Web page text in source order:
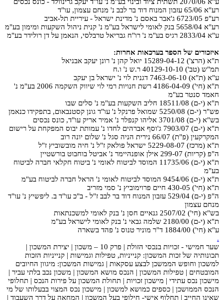
רע"א 65/06 עזבון המנוח דוד בר לבב נ' מנחם עצמון, עו"ד
רע"פ 6723/05 ג'אבר באסם נ' מדינת ישראל - עיריית תל-אביב
רע"א 5658/04 בנק לאומי לישראל בע"מ נ' קנית ניהול השקעות ומימון בע"מ
ע"א 2833/04 רגיס בע"מ נ' רו"ח גבריאל טרבלסי, הנאמן על דן רולידר בע"מ
איזכורים של הספר בערכאות אחרות:
ת"א (הרצ') 15289-04-12 יואל קהן נ' רונן יעקב אבניאל
תמ"ש (טב') 40129-10-10 ר.ש נ' ו.ח
ע"א (ת"א) 7463-06-10 דגנית לוי נ' ישראל בן יעקב
ת"א (חי') 4186-04-09 רשת חנויות רמי לוי שיווק השקמה 2006 בע"מ נ'
חאמד סנטר בע"מ
ת"א (י-ם) 18511/08 חליב השקעות בע"מ נ' סלים שבו
פש"ר (י-ם) 5250/08 שמואל פרנקל נ' עו"ד גונן קסטנבאום, בתפקידו כנאמן
בש"א (י-ם) 3701/08 אליהו קנפלר נ' אמיר אריק עו"ד, כונס נכסים
ת"א (י-ם) 7903/07 ג'וסף אברהים לחדו נ' עמותת יבוס המפקחת על רישום
המקרקעין (פ"ת) 66/07 נירית הניה סגל נ' שלום יונה רוב
ת"א (מרכז) 5229-08-07 ישראל פולאק ז"ל נ' חיה מובשוביץ ז"ל
ה"פ (קריות) 299-07 אילן אופנהיימר נ' אביטל בוחבוט בורשטיין
ת"א (י-ם) 11735/06 המוסד לביטוח לאומי נ' ביטוח חקלאי חברה לביטוח
בע"מ
ת"א (י-ם) 9454/06 המוסד לביטוח לאומי נ' הראל חברה לביטוח בע"מ
ת"א (חי') 430-05 חיים פרוימוביץ נ' סמי מזריב
ה"פ (י-ם) 529/04 עזבון המנוח דוד בר לבב ז"ל - ב"כ עו"ד ב. ליפשיץ נ' עו"ד
מנחם עצמון
בש"א (חי') 2507/02 גנאיים חסן נ' בנק לאומי למשכנתאות
ת"א (י-ם) 2180/00 שלמה גבאי נ' בנק לאומי לישראל בע"מ
ע"א (חי') 1884/00 ד"ר מוניר טנוס נ' פהד בשארה
.
שער חמישי - זכויות בנכסי הזולת | פרק 10 – משכון | יצירת המשכון |
תכונותיה של זכות המשכון: קנייניות, טפילות וגמישות | קנייניות הזכות
למשכון וחופש הממשכן לבצע עסקאות | גמישות המשכון: מיגוון החיובים
המובטחים | טפילות המשכון | הנכס מושא המשכון | משכון נכב בלתי עביר |
מישכון נכס עתידי | מישכון זכויות | תחולת המשכון על פירות הנכס | תחלופי
הנכס הממושכן | כספים כמושא למשכון | מישכון נכס המצוי בבעלותו של מי
שאינו החייב | תחלוף אישי- חילופי בעל המשכון | המחאה על דרך השעבוד |